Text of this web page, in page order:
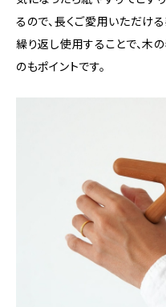
るので、長くご愛用いただけ
繰り返し使用することで、木
のもポイントです。